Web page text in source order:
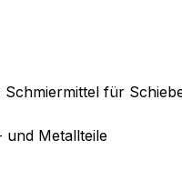
für
und Metallteile